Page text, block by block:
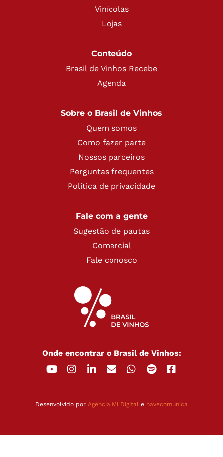
Vinícolas
Lojas
Conteúdo
Brasil de Vinhos Recebe
Agenda
Sobre o Brasil de Vinhos
Quem somos
Como fazer parte
Nossos parceiros
Perguntas frequentes
Política de privacidade
Fale com a gente
Sugestão de pautas
Comercial
Fale conosco
Onde encontrar o Brasil de Vinhos:
Desenvolvido por Agência Mi Digital e navecomunica